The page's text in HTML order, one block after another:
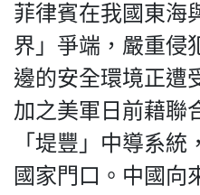
菲律賓在我國東海
界」爭端，嚴重侵
邊的安全環境正遭
加之美軍日前藉聯
「堤豐」中導系
國家門口。中國向